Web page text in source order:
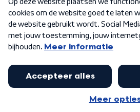
Algemene voorwaarden